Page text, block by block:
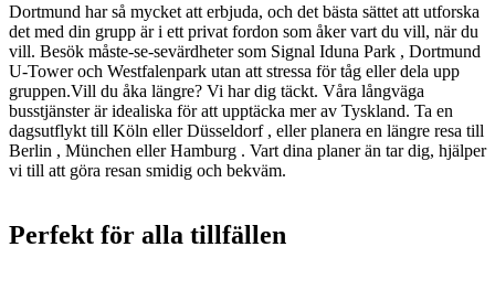
Dortmund har så mycket att erbjuda, och det bästa sättet att utforska
det med din grupp är i ett privat fordon som åker vart du vill, när du
vill. Besök måste-se-sevärdheter som Signal Iduna Park , Dortmund
U-Tower och Westfalenpark utan att stressa för tåg eller dela upp
gruppen.Vill du åka längre? Vi har dig täckt. Våra långväga
busstjänster är idealiska för att upptäcka mer av Tyskland. Ta en
dagsutflykt till Köln eller Düsseldorf , eller planera en längre resa till
Berlin , München eller Hamburg . Vart dina planer än tar dig, hjälper
vi till att göra resan smidig och bekväm.
Perfekt för alla tillfällen